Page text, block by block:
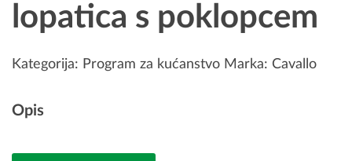
lopatica s poklopcem
Kategorija: Program za kućanstvo Marka: Cavallo
Opis